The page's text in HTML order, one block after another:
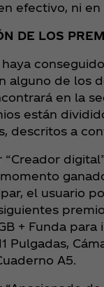
efectivo, ni en
DE LOS
alguno de los
en la
están
descritos a
el usuario
+ Funda para
Pulgadas,
A5.